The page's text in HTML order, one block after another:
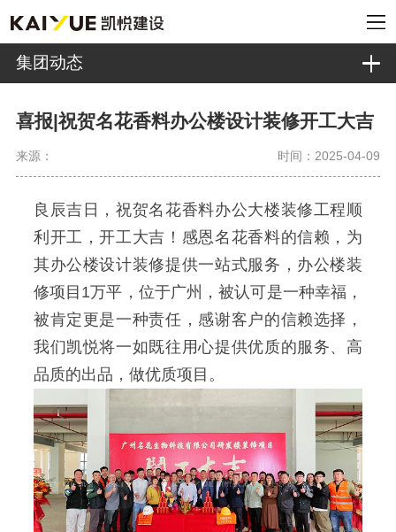
集团动态
喜报|祝贺名花香料办公楼设计装修开工大吉
来源： 时间：2025-04-09
良辰吉日，祝贺名花香料办公大楼装修工程顺
利开工，开工大吉！感恩名花香料的信赖，为
其办公楼设计装修提供一站式服务，办公楼装
修项目1万平，位于广州，被认可是一种幸福，
被肯定更是一种责任， 感谢客户的信赖选择，
我们凯悦将一如既往用心提供优质的服务、高
品质的出品，做优质项目。